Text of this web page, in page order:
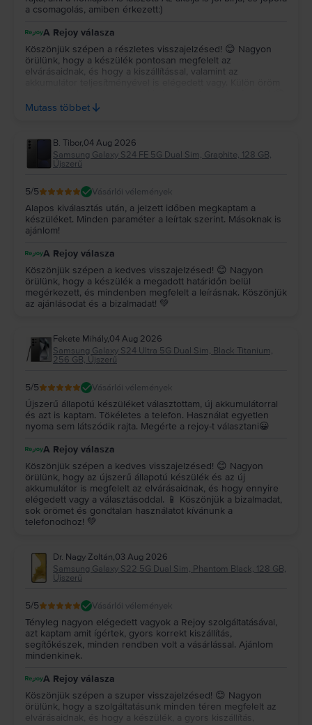
a csomagolás, amiben érkezett:)
A Rejoy válasza
Köszönjük szépen a részletes visszajelzésed! 😊 Nagyon
örülünk, hogy a készülék pontosan megfelelt az
elvárásaidnak, és hogy a kiszállítással, valamint az
✨ Köszönjük a bizalmadat és az ajánlásodat, kívánunk sok
Mutass többet
B. Tibor,04 Aug 2026
Samsung Galaxy S24 FE 5G Dual Sim, Graphite, 128 GB,
Újszerű
5/5 Vásárlói vélemények
Alapos kiválasztás után, a jelzett időben megkaptam a
készüléket. Minden paraméter a leírtak szerint. Másoknak is
ajánlom!
A Rejoy válasza
Köszönjük szépen a kedves visszajelzésed! 😊 Nagyon
örülünk, hogy a készülék a megadott határidőn belül
megérkezett, és mindenben megfelelt a leírásnak. Köszönjük
az ajánlásodat és a bizalmadat! 💚
Fekete Mihály,04 Aug 2026
Samsung Galaxy S24 Ultra 5G Dual Sim, Black Titanium,
256 GB, Újszerű
5/5 Vásárlói vélemények
Újszerű állapotú készüléket választottam, új akkumulátorral
és azt is kaptam. Tökéletes a telefon. Használat egyetlen
nyoma sem látszódik rajta. Megérte a rejoy-t választani😀
A Rejoy válasza
Köszönjük szépen a kedves visszajelzésed! 😊 Nagyon
örülünk, hogy az újszerű állapotú készülék és az új
akkumulátor is megfelelt az elvárásaidnak, és hogy ennyire
elégedett vagy a választásoddal. 📱 Köszönjük a bizalmadat,
sok örömet és gondtalan használatot kívánunk a
telefonodhoz! 💚
Dr. Nagy Zoltán,03 Aug 2026
Samsung Galaxy S22 5G Dual Sim, Phantom Black, 128 GB,
Újszerű
5/5 Vásárlói vélemények
Tényleg nagyon elégedett vagyok a Rejoy szolgáltatásával,
azt kaptam amit ígértek, gyors korrekt kiszállítás,
segítőkészek, minden rendben volt a vásárlással. Ajánlom
mindenkinek.
A Rejoy válasza
Köszönjük szépen a szuper visszajelzésed! 😊 Nagyon
örülünk, hogy a szolgáltatásunk minden téren megfelelt az
elvárásaidnak, és hogy a készülék, a gyors kiszállítás,